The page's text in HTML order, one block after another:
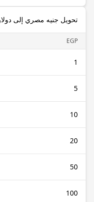
تحويل جنيه مصري إلى
EGP
1
5
10
20
50
100